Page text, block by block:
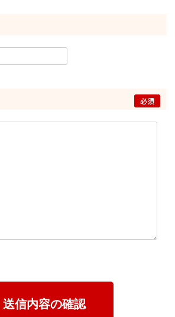
必須
送信内容の確認